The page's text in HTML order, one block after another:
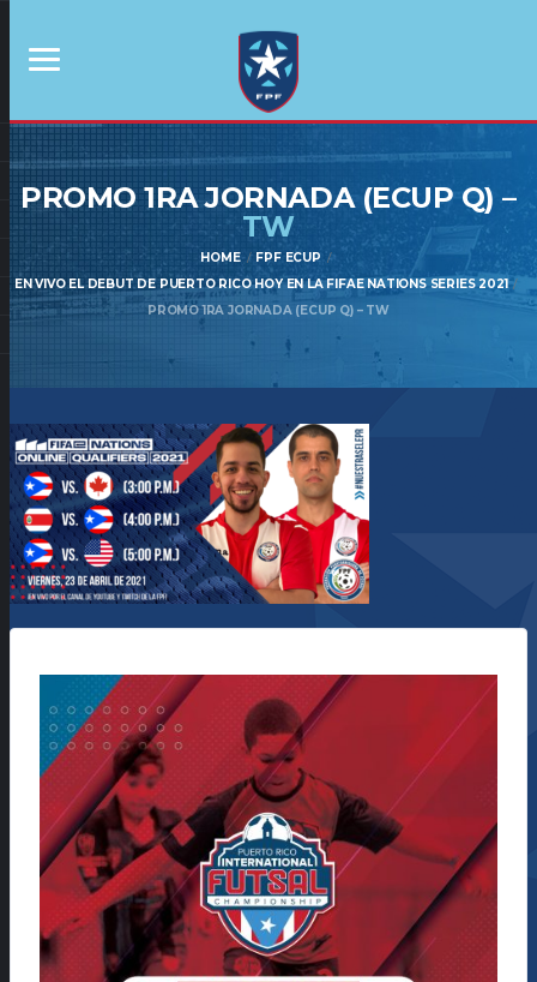
PROMO 1RA JORNADA (ECUP Q) –
TW
HOME
FPF ECUP
EN VIVO EL DEBUT DE PUERTO RICO HOY EN LA FIFAE NATIONS SERIES 2021
PROMO 1RA JORNADA (ECUP Q) – TW